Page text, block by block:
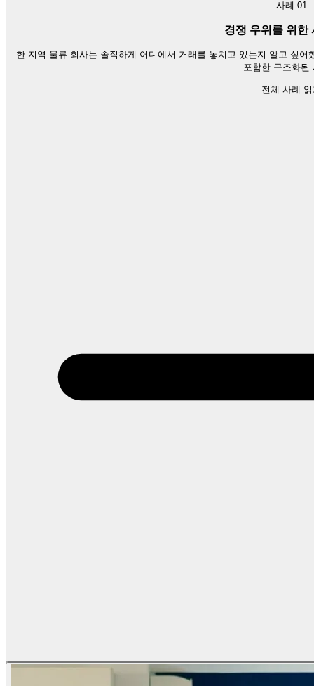
사례 01
경쟁 우위를 위한
한 지역 물류 회사는 솔직하게 어디에서 거래를 놓치고 있는지 알고 싶
포함한 구조화
전체 사례